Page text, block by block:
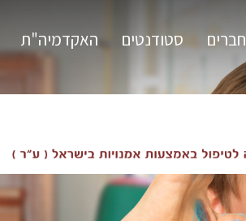
חברים סטודנטים האקדמיה"ת